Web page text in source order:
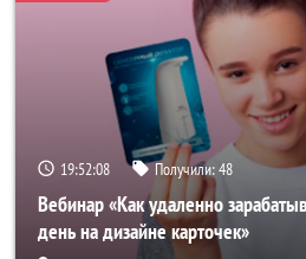
19:52:05 Получили:48
Вебинар «Как удаленно
день на дизайне карточек»